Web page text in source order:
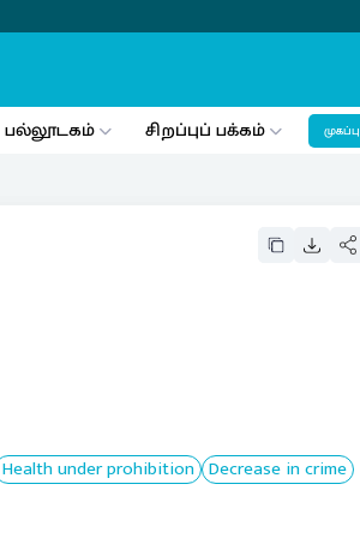
பல்லூடகம் சிறப்புப் பக்கம் முகப்பு
Health under prohibition Decrease in crime